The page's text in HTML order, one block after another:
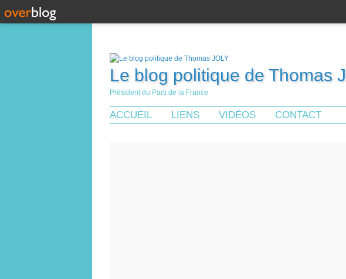
Le blog politique de Thomas
Président du Parti de la France
ACCUEIL LIENS VIDÉOS CONTACT